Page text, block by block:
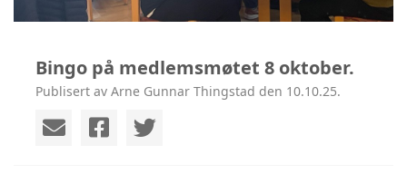
Bingo på medlemsmøtet 8 oktober.
Publisert av Arne Gunnar Thingstad den 10.10.25.